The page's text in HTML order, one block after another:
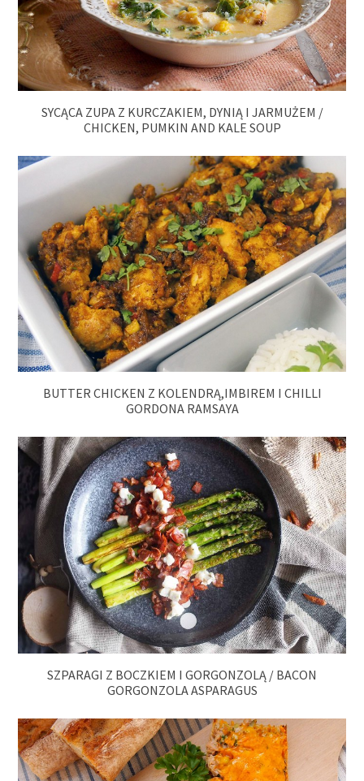
SYCĄCA ZUPA Z KURCZAKIEM, DYNIĄ I JARMUŻEM /
CHICKEN, PUMKIN AND KALE SOUP
BUTTER CHICKEN Z KOLENDRĄ,IMBIREM I CHILLI
GORDONA RAMSAYA
SZPARAGI Z BOCZKIEM I GORGONZOLĄ / BACON
GORGONZOLA ASPARAGUS